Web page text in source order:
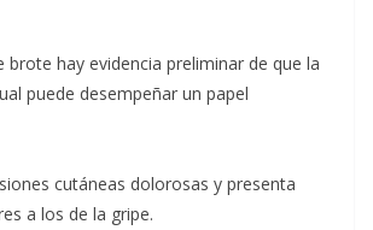
brote hay evidencia preliminar de que la
puede desempeñar un papel
cutáneas dolorosas y presenta
a los de la gripe.